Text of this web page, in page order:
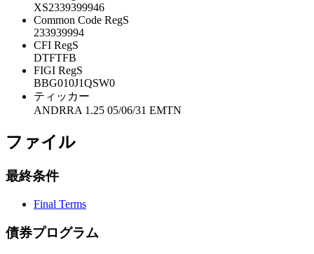
XS2339399946
Common Code RegS
233939994
CFI RegS
DTFTFB
FIGI RegS
BBG010J1QSW0
ティッカー
ANDRRA 1.25 05/06/31 EMTN
ファイル
最終条件
Final Terms
債券プログラム